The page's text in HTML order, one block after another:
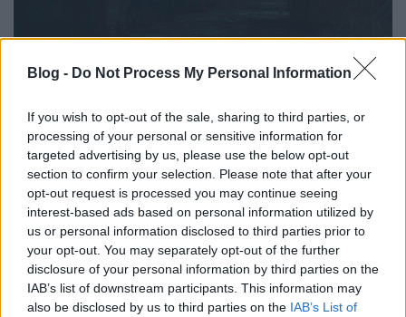
Blog - Do Not Process My Personal Information
If you wish to opt-out of the sale, sharing to third parties, or
processing of your personal or sensitive information for
targeted advertising by us, please use the below opt-out
section to confirm your selection. Please note that after your
opt-out request is processed you may continue seeing
interest-based ads based on personal information utilized by
us or personal information disclosed to third parties prior to
your opt-out. You may separately opt-out of the further
disclosure of your personal information by third parties on the
IAB’s list of downstream participants. This information may
also be disclosed by us to third parties on the IAB’s List of
Bár ebben az esetben meglehetősen furcsának fog
hangozni, a látványvilág egyszerűen gyönyörű! Az
illusztrációk szinte egyből megteremtik a nyomasztó
légkört, elképesztő részletességgel vetítik elénk a
remény nélkül maradt, csúf jövőképet. Az enyészet
megtestesült másaiként hamarjában összetákolt,
rettentő látványt nyújtó gépmonstrumok járják a
jobbára kihalt országutakat. Gigantikus,
futurisztikusnak tűnő épületek magasodnak a felhők
közé, fenyegető vörös fényeikkel átragyognak a
ködön és a sötétségen át.